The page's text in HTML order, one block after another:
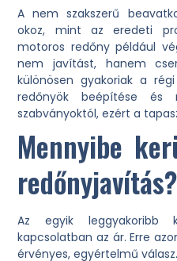
A nem szakszerű
okoz, mint az eredeti
motoros redőny például
nem javítást, hanem
különösen gyakoriak a
redőnyök beépítése
szabványoktól, ezért a
Mennyibe
redőnyjavítás?
Az egyik leggyakoribb
kapcsolatban az ár. Erre
érvényes, egyértelmű válasz.